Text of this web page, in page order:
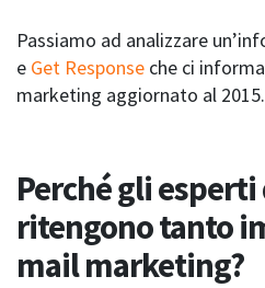
Passiamo ad analizzare
e Get Response che ci
marketing aggiornato al 2015.
Perché gli
ritengono tanto
mail marketing?